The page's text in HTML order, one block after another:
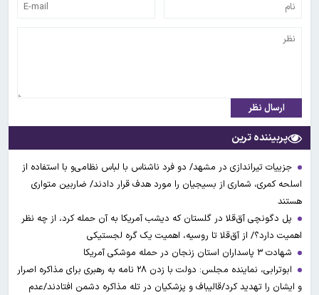
ارسال نظر
پربیننده ترین
جزییات تیراندازی در مشهد/ دو فرد ناشناس با لباس نظامی‌و با استفاده از
اسلحه کمری، شماری از بسیجیان را مورد هدف قرار دادند/ ضاربین متواری
هستند
پل دگونچی آق‌قلا در گلستان که دیشب آمریکا به آن حمله کرد، از چه نظر
اهمیت دارد؟/ از آق‌قلا تا روسیه، اهمیت یک گره لجستیکی
شهادت ۳ ‌پاسداران استان زنجان در حمله موشکی آمریکا
ابوترابی، نماینده مجلس: دولت با زدن ۲۸ نامه به رهبری برای مذاکره اصرار
و ایشان را تهدید کرد/قالیباف و پزشکیان در تله مذاکره دشمن افتادند/عدم